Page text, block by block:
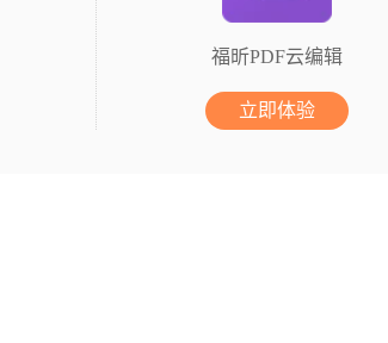
福昕PDF云编辑
立即体验